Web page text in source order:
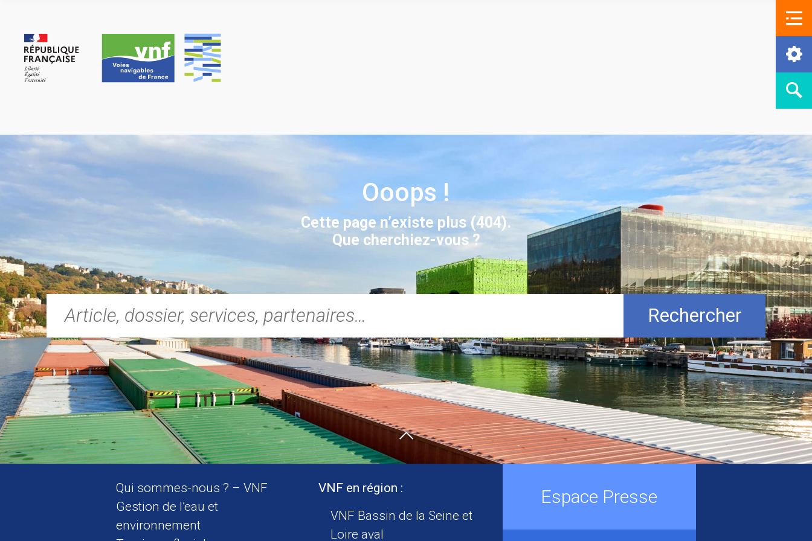
Ooops !
Cette page n’existe plus (404).
Que cherchiez-vous ?
Rechercher
Qui sommes-nous ? – VNF
Gestion de l’eau et
environnement
VNF en région :
VNF Bassin de la Seine et
Loire aval
Espace Presse